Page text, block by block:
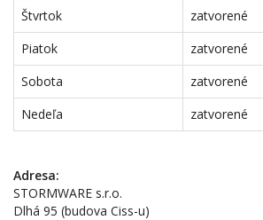
Štvrtok
zatvorené
Piatok
zatvorené
Sobota
zatvorené
Nedeľa
zatvorené
Adresa:
STORMWARE s.r.o.
Dlhá 95 (budova Ciss-u)